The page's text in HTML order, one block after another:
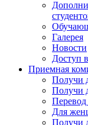
Галерея
Новости
Доступ
Приемная
Получи
Получи
Перевод
Для
Получи